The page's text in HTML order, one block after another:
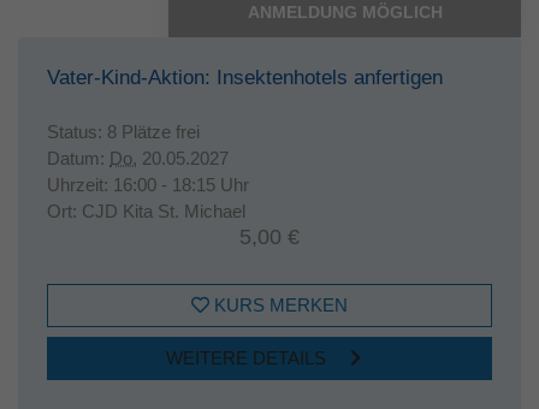
ANMELDUNG MÖGLICH
Vater-Kind-Aktion: Insektenhotels anfertigen
Status: 8 Plätze frei
Datum: Do. 20.05.2027
Uhrzeit: 16:00 - 18:15 Uhr
Ort: CJD Kita St. Michael
5,00 €
KURS MERKEN
WEITERE DETAILS